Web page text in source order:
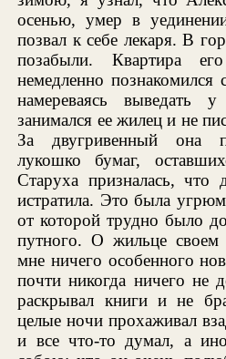
осенью, умер в
позвал к себе лекаря. В
позабыли. Квартира
немедленно познакомился
намереваясь выведать
занимался ее жилец и не
За двугривенный она
лукошко бумаг,
Старуха призналась, что
истратила. Это была
от которой трудно было
путного. О жильце своем
мне ничего особенного
почти никогда ничего не
раскрывал книги и не
целые ночи прохаживал
и все что-то думал, а